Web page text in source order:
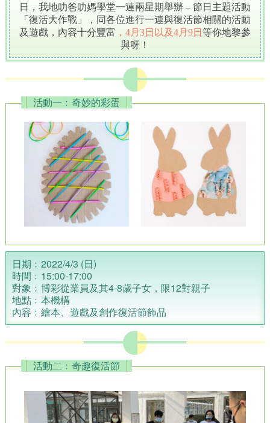
日，我地叻爸叻媽學堂一連兩星期舉辦 – 節日主題活動
「復活大作戰」，同各位進行一連與復活節相關的活動
及遊戲，內容十分豐富 ，4月3日以及4月9日 等你地黎參
與呀！
活動一﹕奇妙的彩蛋
日期﹕2022/4/3 (日)
時間﹕15:00-17:00
對象﹕博彩從業員及其4-8歲子女，限12對親子
地點﹕本機構
內容﹕繪本、遊戲及創作復活節飾品
活動二﹕奇趣復活節